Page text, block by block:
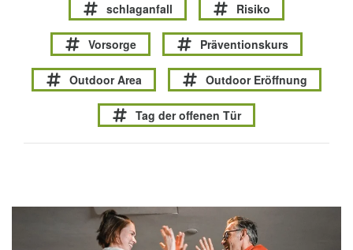
schlaganfall Risiko
Vorsorge Präventionskurs
Outdoor Area Outdoor Eröffnung
Tag der offenen Tür